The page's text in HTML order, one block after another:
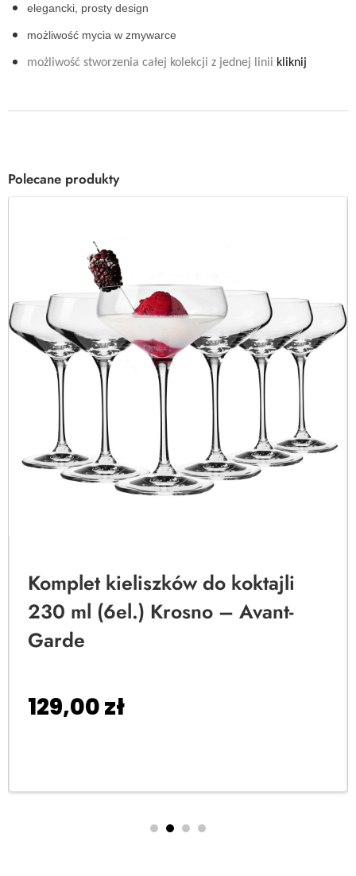
elegancki, prosty design
możliwość mycia w zmywarce
możliwość stworzenia całej kolekcji z jednej linii kliknij
Polecane produkty
Komplet kieliszków do koktajli
230 ml (6el.) Krosno – Avant-
Garde
129,00zł